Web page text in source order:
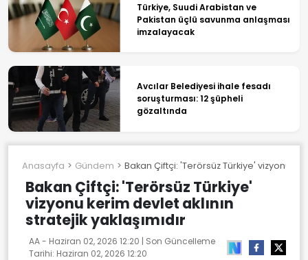
Türkiye, Suudi Arabistan ve
Pakistan üçlü savunma anlaşması
imzalayacak
Avcılar Belediyesi ihale fesadı
soruşturması: 12 şüpheli
gözaltında
Anasayfa Gündem Bakan Çiftçi: 'Terörsüz Türkiye' vizyonu
Bakan Çiftçi: 'Terörsüz Türkiye'
vizyonu kerim devlet aklının
stratejik yaklaşımıdır
AA - Haziran 02, 2026 12:20 | Son Güncelleme
Tarihi: Haziran 02, 2026 12:20